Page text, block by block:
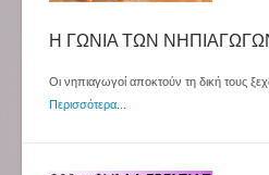
Η ΓΩΝΙΑ ΤΩΝ
Οι νηπιαγωγοί αποκτούν τη δική τους
Περισσότερα...